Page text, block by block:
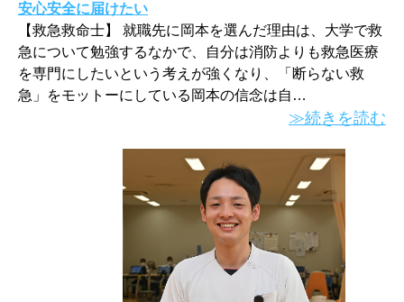
安心安全に届けたい
【救急救命士】 就職先に岡本を選んだ理由は、大学で救
急について勉強するなかで、自分は消防よりも救急医療
を専門にしたいという考えが強くなり、「断らない救
急」をモットーにしている岡本の信念は自…
≫続きを読む